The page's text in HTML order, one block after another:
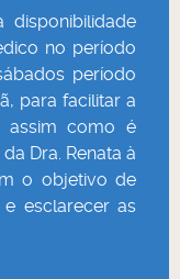
disponibilidade
no período
período
para facilitar a
assim como é
Dra. Renata à
o objetivo de
esclarecer as